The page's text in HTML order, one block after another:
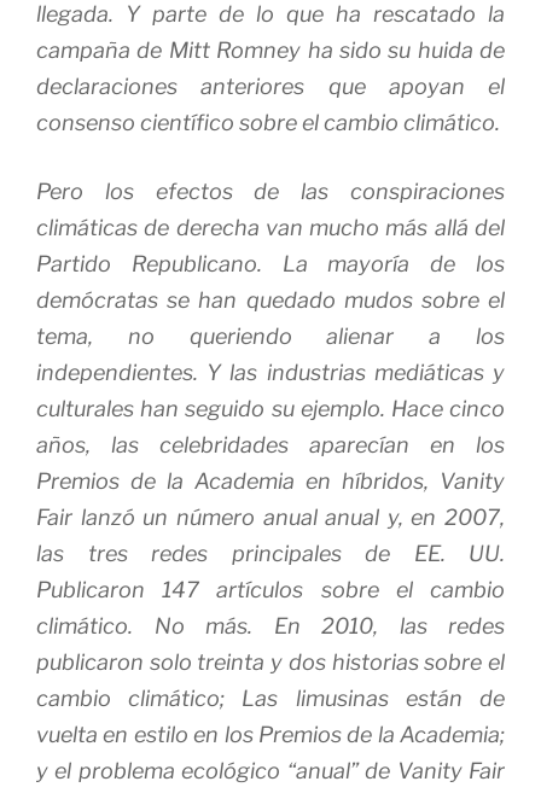
llegada.
Y parte de lo que ha rescatado la
campaña de Mitt Romney ha sido su huida de
declaraciones anteriores que apoyan el
consenso científico sobre el cambio climático.
Pero los efectos de las conspiraciones
climáticas de derecha van mucho más allá del
Partido Republicano.
La mayoría de los
demócratas se han quedado mudos sobre el
tema, no queriendo alienar a los
independientes. Y las industrias mediáticas y
culturales han seguido su ejemplo. Hace cinco
años, las celebridades aparecían en los
Premios de la Academia en híbridos, Vanity
Fair lanzó un número anual anual y, en 2007,
las tres redes principales de EE. UU.
Publicaron 147 artículos sobre el cambio
climático.
No más.
En 2010, las redes
publicaron solo treinta y dos historias sobre el
cambio climático;
Las limusinas están de
vuelta en estilo en los Premios de la Academia;
y el problema ecológico “anual” de Vanity Fair